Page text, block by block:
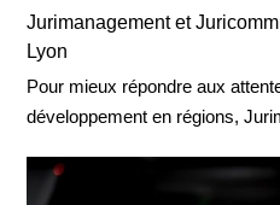
Jurimanagement et
Lyon
Pour mieux répondre aux
développement en régions,